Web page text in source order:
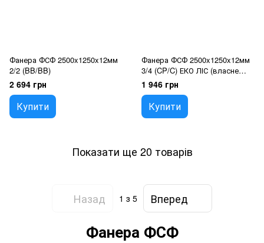
Фанера ФСФ 2500x1250x12мм
2/2 (BB/BB)
2 694 грн
Купити
Фанера ФСФ 2500x1250x12мм
3/4 (CP/C) ЕКО ЛІС (власне
виробництво)
1 946 грн
Купити
Показати ще 20 товарів
Назад 1 з 5 Вперед
Фанера ФСФ